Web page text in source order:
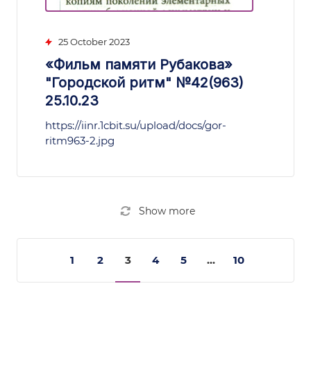
25 October 2023
«Фильм памяти Рубакова»
"Городской ритм" №42(963)
25.10.23
https://iinr.1cbit.su/upload/docs/gor-
ritm963-2.jpg
Show more
1 2 3 4 5 ... 10